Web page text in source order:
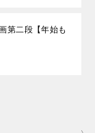
第二段【年始も